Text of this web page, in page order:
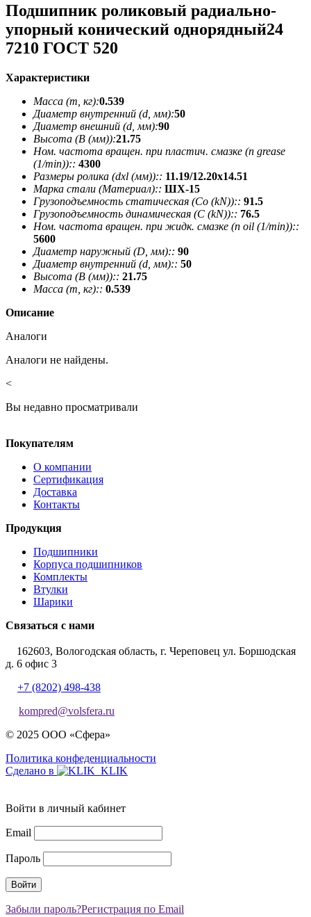
Подшипник роликовый радиально-
упорный конический однорядный24
7210 ГОСТ 520
Характеристики
Масса (m, кг):0.539
Диаметр внутренний (d, мм):50
Диаметр внешний (d, мм):90
Высота (В (мм)):21.75
Ном. частота вращен. при пластич. смазке (n grease
(1/min)):: 4300
Размеры ролика (dxl (мм)):: 11.19/12.20х14.51
Марка стали (Материал):: ШХ-15
Грузоподъемность статическая (Co (kN)):: 91.5
Грузоподъемность динамическая (C (kN)):: 76.5
Ном. частота вращен. при жидк. смазке (n oil (1/min))::
5600
Диаметр наружный (D, мм):: 90
Диаметр внутренний (d, мм):: 50
Высота (В (мм)):: 21.75
Масса (m, кг):: 0.539
Описание
Аналоги
Аналоги не найдены.
<
Вы недавно просматривали
Покупателям
О компании
Сертификация
Доставка
Контакты
Продукция
Подшипники
Корпуса подшипников
Комплекты
Втулки
Шарики
Связаться с нами
162603, Вологодская область, г. Череповец ул. Боршодская
д. 6 офис 3
+7 (8202) 498-438
kompred@volsfera.ru
© 2025 ООО «Сфера»
Политика конфеденциальности
Сделано в
Войти в личный кабинет
Email
Пароль
Забыли пароль?Регистрация по Email